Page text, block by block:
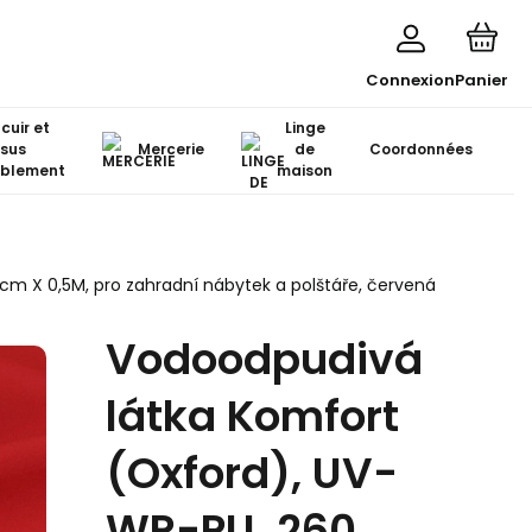
ConnexionPanier
et
Mercerie
Linge
de
maison
Coordonnées
X 0,5M, pro zahradní nábytek a polštáře, červená
Vodoodpudivá
látka Komfort
(Oxford), UV-